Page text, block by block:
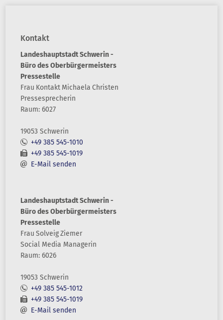
Kontakt
Landeshauptstadt Schwerin -
Büro des Oberbürgermeisters
Pressestelle
Frau Kontakt Michaela Christen
Pressesprecherin
Raum: 6027
19053 Schwerin
+49 385 545-1010
+49 385 545-1019
E-Mail senden
Landeshauptstadt Schwerin -
Büro des Oberbürgermeisters
Pressestelle
Frau SolveigZiemer
Social Media Managerin
Raum: 6026
19053 Schwerin
+49 385 545-1012
+49 385 545-1019
E-Mail senden